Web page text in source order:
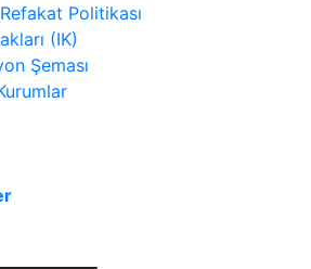
Politikası
(IK)
Şeması